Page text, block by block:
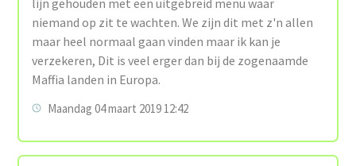
lijn gehouden met een uitgebreid menu waar
niemand op zit te wachten. We zijn dit met z'n allen
maar heel normaal gaan vinden maar ik kan je
verzekeren, Dit is veel erger dan bij de zogenaamde
Maffia landen in Europa.
Maandag 04 maart 2019 12:42